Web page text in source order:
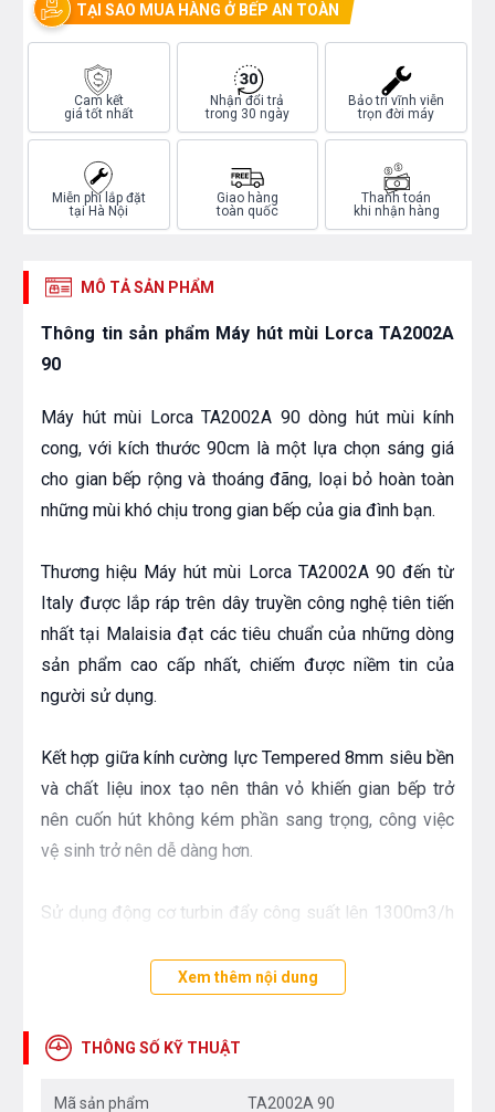
TẠI SAO MUA HÀNG Ở BẾP AN TOÀN
Cam kết
giá tốt nhất
Nhận đổi trả
trong 30 ngày
Bảo trì vĩnh viễn
trọn đời máy
Miễn phí lắp đặt
tại Hà Nội
Giao hàng
toàn quốc
Thanh toán
khi nhận hàng
MÔ TẢ SẢN PHẨM
Thông tin sản phẩm Máy hút mùi Lorca TA2002A
90
Máy hút mùi Lorca TA2002A 90 dòng hút mùi kính
cong, với kích thước 90cm là một lựa chọn sáng giá
cho gian bếp rộng và thoáng đãng, loại bỏ hoàn toàn
những mùi khó chịu trong gian bếp của gia đình bạn.
Thương hiệu Máy hút mùi Lorca TA2002A 90 đến từ
Italy được lắp ráp trên dây truyền công nghệ tiên tiến
nhất tại Malaisia đạt các tiêu chuẩn của những dòng
sản phẩm cao cấp nhất, chiếm được niềm tin của
người sử dụng.
Kết hợp giữa kính cường lực Tempered 8mm siêu bền
và chất liệu inox tạo nên thân vỏ khiến gian bếp trở
nên cuốn hút không kém phần sang trọng, công việc
vệ sinh trở nên dễ dàng hơn.
Sử dụng động cơ turbin đẩy công suất lên 1300m3/h
được làm từ inox chống ồn.
Bảng điều khiển bằng các phím bấm cơ lệch một bên
Xem thêm nội dung
THÔNG SỐ KỸ THUẬT
Mã sản phẩm TA2002A 90